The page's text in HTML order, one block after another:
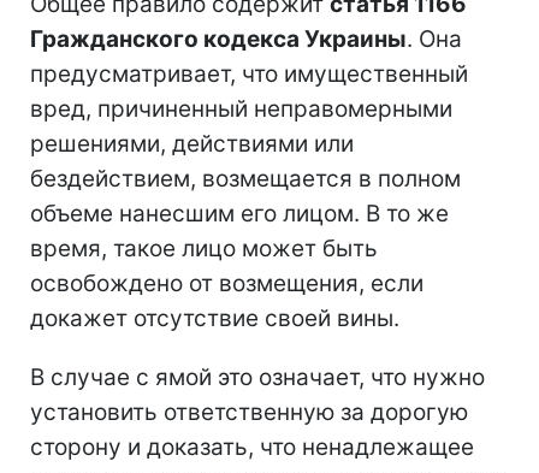
Гражданского кодекса Украины. Она
предусматривает, что имущественный
вред, причиненный неправомерными
решениями, действиями или
бездействием, возмещается в полном
объеме нанесшим его лицом. В то же
время, такое лицо может быть
освобождено от возмещения, если
докажет отсутствие своей вины.
В случае с ямой это означает, что нужно
установить ответственную за дорогую
сторону и доказать, что ненадлежащее